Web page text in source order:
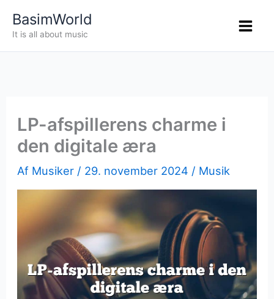
BasimWorld
It is all about music
LP-afspillerens charme i
den digitale æra
Af Musiker / 29. november 2024 / Musik